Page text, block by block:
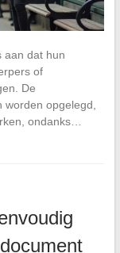
aan dat hun
of
De
opgelegd,
ondanks…